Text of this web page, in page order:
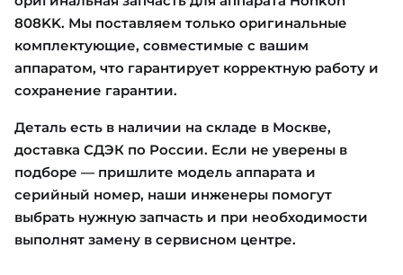
808KK. Мы поставляем только оригинальные
комплектующие, совместимые с вашим
аппаратом, что гарантирует корректную работу и
сохранение гарантии.
Деталь есть в наличии на складе в Москве,
доставка СДЭК по России. Если не уверены в
подборе — пришлите модель аппарата и
серийный номер, наши инженеры помогут
выбрать нужную запчасть и при необходимости
выполнят замену в сервисном центре.